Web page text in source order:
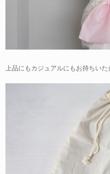
上品にもカジュアルにもお持ちいた